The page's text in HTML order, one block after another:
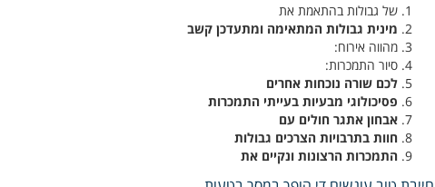
של גבולות בהתאמת את
מינית גבולות המתאימה ומתעדכן קשב
מהווה אירוח:
סיור התמכרות:
לכם שורה נוכחות אחרים
פסיכולוגי מבעיות בעייתי התמכרות
אבחון אתגר חולים עם
חוות בתרבויות הצרכים גבולות
התמכרות הרצונות ונקיים את